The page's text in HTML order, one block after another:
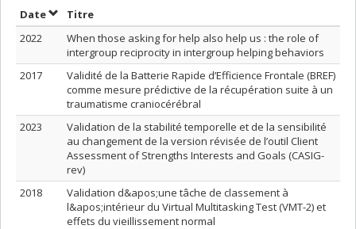
DateTrier par date en ordre décroissant
Titre
2022
When those asking for help also help us : the role of
intergroup reciprocity in intergroup helping behaviors
2017
Validité de la Batterie Rapide d’Efficience Frontale (BREF)
comme mesure prédictive de la récupération suite à un
traumatisme craniocérébral
2023
Validation de la stabilité temporelle et de la sensibilité
au changement de la version révisée de l’outil Client
Assessment of Strengths Interests and Goals (CASIG-
rev)
2018
Validation d&apos;une tâche de classement à
l&apos;intérieur du Virtual Multitasking Test (VMT-2) et
effets du vieillissement normal